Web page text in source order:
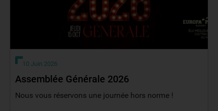
10 Juin 2026
Assemblée Générale 2026
Nous vous réservons une journée hors norme !